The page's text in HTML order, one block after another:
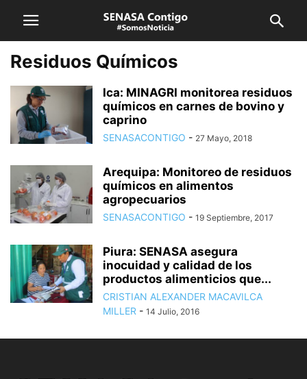
Residuos Químicos
Ica: MINAGRI monitorea residuos
químicos en carnes de bovino y
caprino
SENASACONTIGO - 27 Mayo, 2018
Arequipa: Monitoreo de residuos
químicos en alimentos
agropecuarios
SENASACONTIGO - 19 Septiembre, 2017
Piura: SENASA asegura
inocuidad y calidad de los
productos alimenticios que...
CRISTIAN ALEXANDER MACAVILCA
MILLER - 14 Julio, 2016